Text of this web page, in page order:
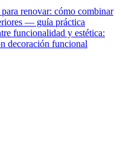
renovar: cómo combinar
— guía práctica
funcionalidad y estética:
decoración funcional